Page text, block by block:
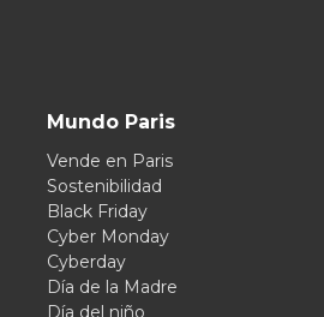
Mundo Paris
Vende en Paris
Sostenibilidad
Black Friday
Cyber Monday
Cyberday
Día de la Madre
Día del niño